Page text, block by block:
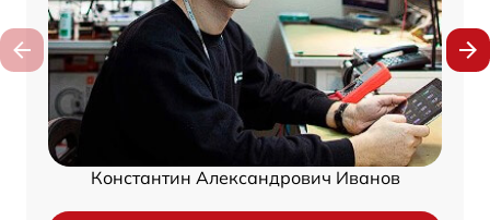
Константин Александрович Иванов